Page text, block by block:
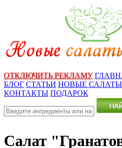
ОТКЛЮЧИТЬ РЕКЛАМУ
БЛОГ СТАТЬИ НОВЫЕ САЛАТЫ
КОНТАКТЫ ПОДАРОК
Салат